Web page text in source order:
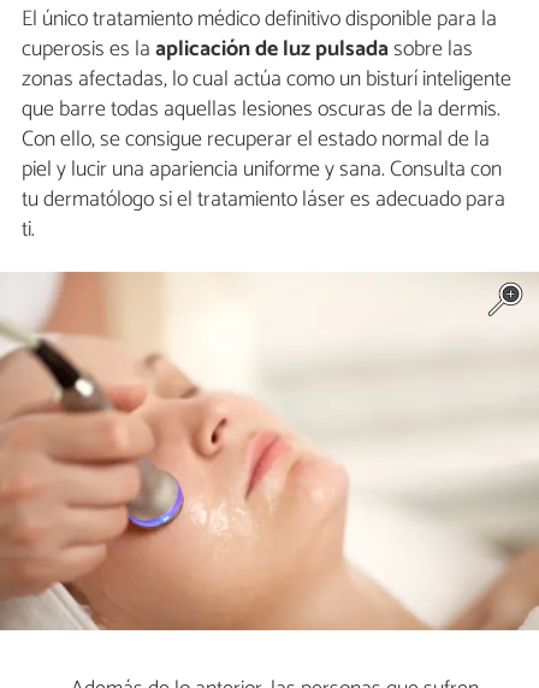
El único tratamiento médico definitivo disponible para la
cuperosis es laaplicación de luz pulsadasobre las
zonas afectadas, lo cual actúa como un bisturí inteligente
que barre todas aquellas lesiones oscuras de la dermis.
Con ello, se consigue recuperar el estado normal de la
piel y lucir una apariencia uniforme y sana. Consulta con
tu dermatólogo si el tratamiento láser es adecuado para
ti.